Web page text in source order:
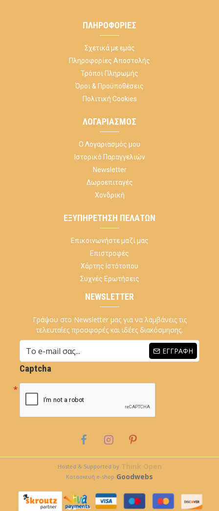
ΠΛΗΡΟΦΟΡΊΕΣ
Σχετικά με εμάς
Πληροφορίες Αποστολής
Τρόποι Πληρωμής
Όροι & Προϋποθέσεις
Πολιτική Cookies
ΛΟΓΑΡΙΑΣΜΌΣ
Ο Λογαριασμός μου
Ιστορικό Παραγγελιών
Newsletter
Δωροεπιταγές
Χονδρική
ΕΞΥΠΗΡΈΤΗΣΗ ΠΕΛΑΤΏΝ
Επικοινωνήστε μαζί μας
Επιστροφές
Χάρτης Ιστότοπου
Συχνές Ερωτήσεις
NEWSLETTER
Γράψου στο Newsletter μας για να λαμβάνεις τις
τελευταίες προσφορές και ιδέες διακόσμησης.
ΕΓΓΡΑΦΉ
Captcha
Hosted & Supported by Think Open
Κατασκευή e-shop Goodwebs